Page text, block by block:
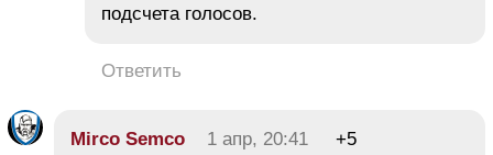
подсчета голосов.
Ответить
Mirco Semco 1 апр, 20:41
+5